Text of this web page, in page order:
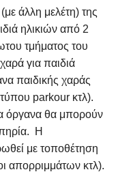
άλλη μελέτη) της
ηλικιών από 2
τμήματος του
για παιδιά
παιδικής χαράς
τύπου parkour κτλ).
όργανα θα μπορούν
Η
με τοποθέτηση
απορριμμάτων κτλ).